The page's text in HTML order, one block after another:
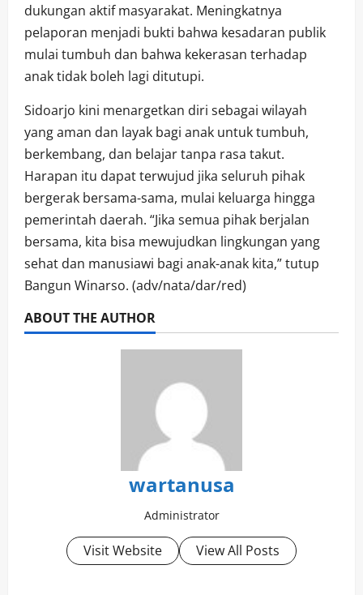
dukungan aktif masyarakat. Meningkatnya
pelaporan menjadi bukti bahwa kesadaran publik
mulai tumbuh dan bahwa kekerasan terhadap
anak tidak boleh lagi ditutupi.
Sidoarjo kini menargetkan diri sebagai wilayah
yang aman dan layak bagi anak untuk tumbuh,
berkembang, dan belajar tanpa rasa takut.
Harapan itu dapat terwujud jika seluruh pihak
bergerak bersama-sama, mulai keluarga hingga
pemerintah daerah. “Jika semua pihak berjalan
bersama, kita bisa mewujudkan lingkungan yang
sehat dan manusiawi bagi anak-anak kita,” tutup
Bangun Winarso. (adv/nata/dar/red)
ABOUT THE AUTHOR
wartanusa
Administrator
Visit Website View All Posts